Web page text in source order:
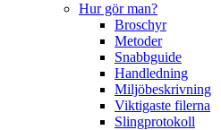
Hur gör man?
Broschyr
Metoder
Snabbguide
Handledning
Miljöbeskrivning
Viktigaste filerna
Slingprotokoll